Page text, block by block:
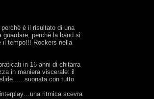
è il risultato di una
perchè la band si
il tempo!!! Rockers nella
in 16 anni di chitarra
in maniera viscerale: il
con tutto
ritmica scevra